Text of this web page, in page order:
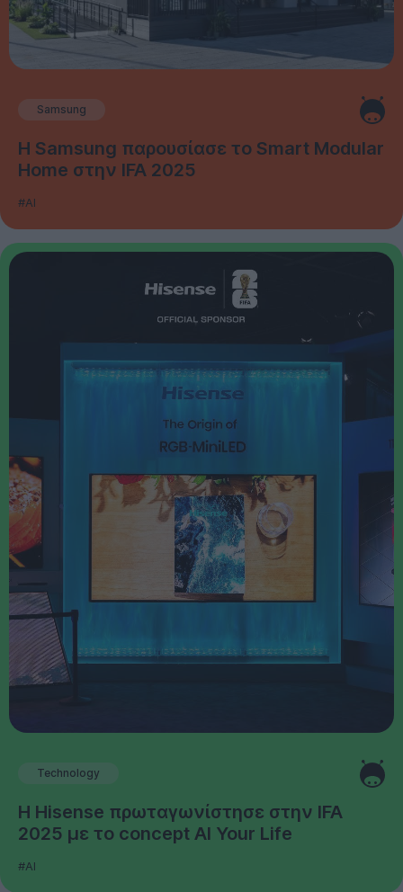
Samsung
Η Samsung παρουσίασε το Smart Modular
Home στην IFA 2025
#AI
Technology
Η Hisense πρωταγωνίστησε στην IFA
2025 με το concept AI Your Life
#AI